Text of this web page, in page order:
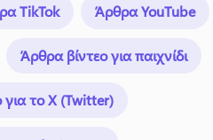
TikTok Άρθρα YouTube
Άρθρα βίντεο για παιχνίδι
για το X (Twitter)